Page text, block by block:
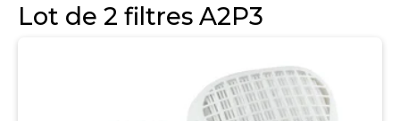
Lot de 2 filtres A2P3